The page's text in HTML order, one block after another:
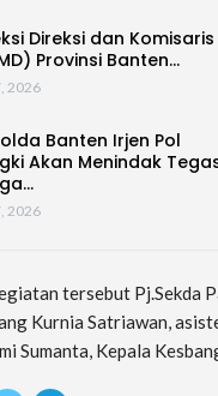
Direksi dan Komisaris
Provinsi Banten…
2026
Banten Irjen Pol
Akan Menindak
2026
tersebut Pj.Sekda
Kurnia Satriawan,
Sumanta, Kepala